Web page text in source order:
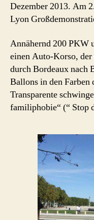
Dezember 2013. Am
Lyon
Annähernd 200 PKW
einen Auto-Korso,
durch Bordeaux nach
Ballons in den Farben
Transparente
familiphobie“ (“ Stop